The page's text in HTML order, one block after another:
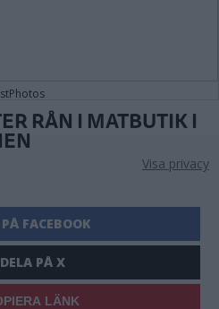
RÅN I MATBUTIK I
FACEBOOK
DELA PÅ X
LÄNK
Visa privacy